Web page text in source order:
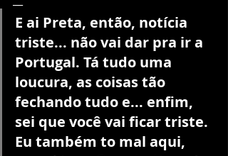
E ai Preta, então, notícia
triste... não vai dar pra ir a
Portugal. Tá tudo uma
loucura, as coisas tão
fechando tudo e... enfim,
sei que você vai ficar triste.
Eu também to mal aqui,